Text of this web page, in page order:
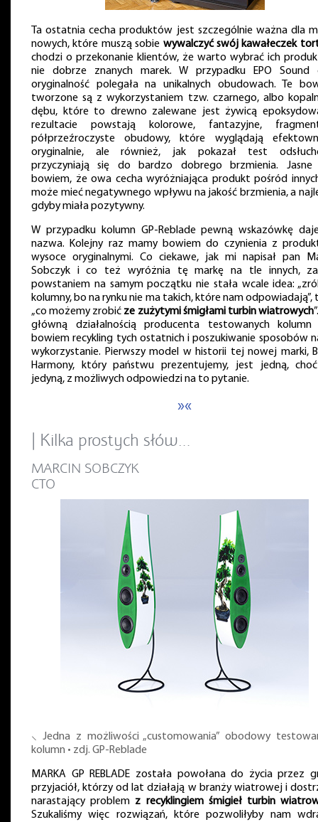
Ta ostatnia cecha produktów jest szczególnie ważna dla
nowych, które muszą sobie wywalczyć swój kawałeczek
chodzi o przekonanie klientów, że warto wybrać ich
nie dobrze znanych marek. W przypadku EPO Sound
oryginalność polegała na unikalnych obudowach. Te
tworzone są z wykorzystaniem tzw. czarnego, albo
dębu, które to drewno zalewane jest żywicą
rezultacie powstają kolorowe, fantazyjne,
półprzeźroczyste obudowy, które wyglądają
oryginalnie, ale również, jak pokazał test
przyczyniają się do bardzo dobrego brzmienia. Jasne
bowiem, że owa cecha wyróżniająca produkt pośród
może mieć negatywnego wpływu na jakość brzmienia, a
gdyby miała pozytywny.
W przypadku kolumn GP-Reblade pewną wskazówkę
nazwa. Kolejny raz mamy bowiem do czynienia z
wysoce oryginalnymi. Co ciekawe, jak mi napisał pan
Sobczyk i co też wyróżnia tę markę na tle innych,
powstaniem na samym początku nie stała wcale idea:
kolumny, bo na rynku nie ma takich, które nam odpowiadają”,
„co możemy zrobić ze zużytymi śmigłami turbin wiatrowych
główną działalnością producenta testowanych
bowiem recykling tych ostatnich i poszukiwanie sposobów
wykorzystanie. Pierwszy model w historii tej nowej marki,
Harmony, który państwu prezentujemy, jest jedną,
jedyną, z możliwych odpowiedzi na to pytanie.
»«
| Kilka prostych słów…
MARCIN SOBCZYK
CTO
⸜ Jedna z możliwości „customowania” obodowy
kolumn • zdj. GP-Reblade
MARKA GP REBLADE została powołana do życia przez
przyjaciół, którzy od lat działają w branży wiatrowej i
narastający problem z recyklingiem śmigieł turbin
Szukaliśmy więc rozwiązań, które pozwoliłyby nam